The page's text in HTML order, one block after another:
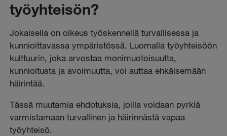
työyhteisön?
Jokaisella on oikeus työskennellä turvallisessa ja
kunnioittavassa ympäristössä. Luomalla työyhteisöön
kulttuurin, joka arvostaa monimuotoisuutta,
kunnioitusta ja avoimuutta, voi auttaa ehkäisemään
häirintää.
Tässä muutamia ehdotuksia, joilla voidaan pyrkiä
varmistamaan turvallinen ja häirinnästä vapaa
työyhteisö.